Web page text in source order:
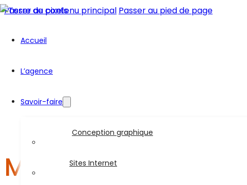
Passer au contenu principal Passer au pied de page
Accueil
L’agence
Savoir-faire
Conception graphique
Sites Internet
Mentions légales